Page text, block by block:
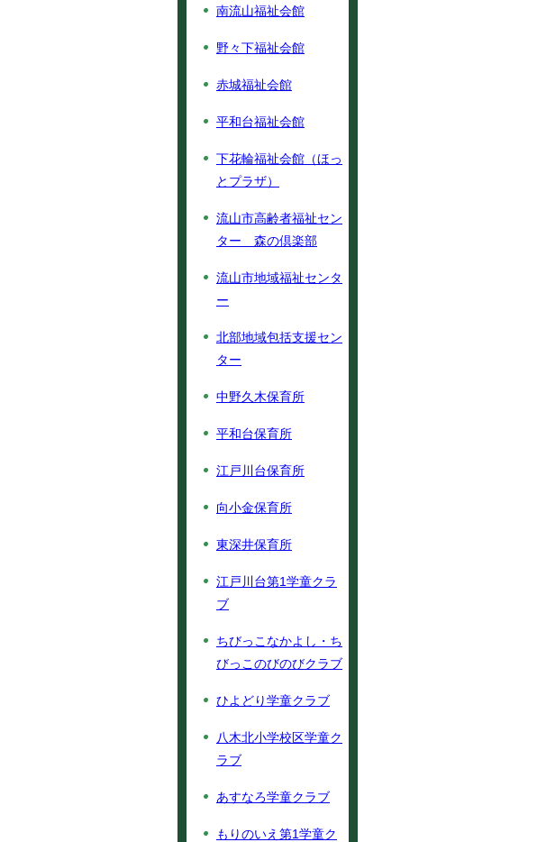
南流山福祉会館
野々下福祉会館
赤城福祉会館
平和台福祉会館
下花輪福祉会館（ほっ
とプラザ）
流山市高齢者福祉セン
ター 森の倶楽部
流山市地域福祉センタ
ー
北部地域包括支援セン
ター
中野久木保育所
平和台保育所
江戸川台保育所
向小金保育所
東深井保育所
江戸川台第1学童クラ
ブ
ちびっこなかよし・ち
びっこのびのびクラブ
ひよどり学童クラブ
八木北小学校区学童ク
ラブ
あすなろ学童クラブ
もりのいえ第1学童ク